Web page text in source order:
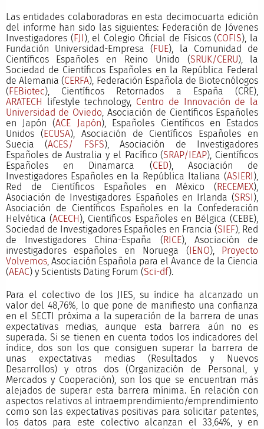
Las entidades colaboradoras en esta decimocuarta edición
del informe han sido las siguientes: Federación de Jóvenes
Investigadores (FJI), el Colegio Oficial de Físicos (COFIS), la
Fundación Universidad-Empresa (FUE), la Comunidad de
Científicos Españoles en Reino Unido (SRUK/CERU), la
Sociedad de Científicos Españoles en la República Federal
de Alemania (CERFA), Federación Española de Biotecnólogos
(FEBiotec), Científicos Retornados a España (CRE),
ARATECH lifestyle technology, Centro de Innovación de la
Universidad de Oviedo , Asociación de Científicos Españoles
en Japón (ACE Japón), Españoles Científicos en Estados
Unidos (ECUSA), Asociación de Científicos Españoles en
Suecia (ACES/ FSFS), Asociación de Investigadores
Españoles de Australia y el Pacífico (SRAP/IEAP), Científicos
Españoles en Dinamarca (CED), Asociación de
Investigadores Españoles en la República Italiana (ASIERI),
Red de Científicos Españoles en México (RECEMEX),
Asociación de Investigadores Españoles en Irlanda (SRSI),
Asociación de Científicos Españoles en la Confederación
Helvética (ACECH), Científicos Españoles en Bélgica (CEBE),
Sociedad de Investigadores Españoles en Francia (SIEF), Red
de Investigadores China-España (RICE), Asociación de
investigadores españoles en Noruega (IENO), Proyecto
Volvemos, Asociación Española para el Avance de la Ciencia
(AEAC) y Scientists Dating Forum (Sci-df).
Para el colectivo de los JIES, su índice ha alcanzado un
valor del 48,76%, lo que pone de manifiesto una confianza
en el SECTI próxima a la superación de la barrera de unas
expectativas medias, aunque esta barrera aún no es
superada. Si se tienen en cuenta todos los indicadores del
índice, dos son los que consiguen superar la barrera de
unas expectativas medias (Resultados y Nuevos
Desarrollos) y otros dos (Organización de Personal, y
Mercados y Cooperación), son los que se encuentran más
alejados de superar esta barrera mínima. En relación con
aspectos relativos al intraemprendimiento/emprendimiento
como son las expectativas positivas para solicitar patentes,
los datos para este colectivo alcanzan el 33,64%, y en